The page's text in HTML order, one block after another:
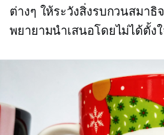
ต่างๆ ให้ระวังสิ่งรบกวนสมา
พยายามนำเสนอโดยไม่ได้ตั้ง